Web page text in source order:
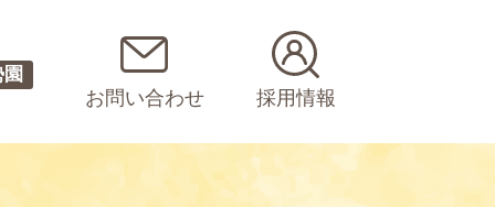
お問い合わせ 採用情報